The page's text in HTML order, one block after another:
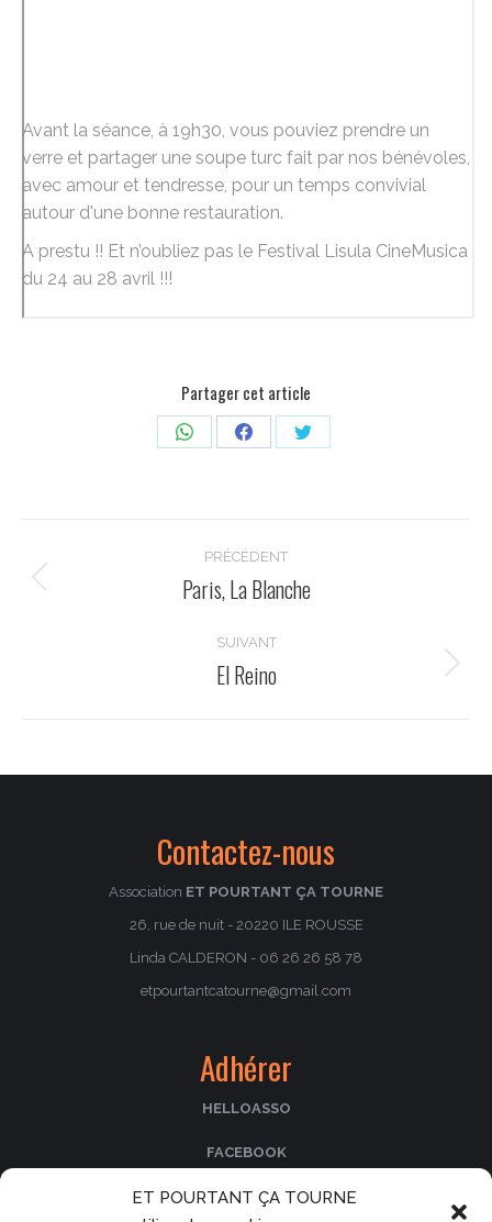
ET POURTANT ÇA TOURNE
Avant la séance, à 19h30, vous pouviez prendre un
verre et partager une soupe turc fait par nos bénévoles,
avec amour et tendresse, pour un temps convivial
autour d'une bonne restauration.
A prestu !! Et n’oubliez pas le Festival Lisula CineMusica
du 24 au 28 avril !!!
Partager cet article
PartagerPartagerPartager
article
PRÉCÉDENT
Article
:
Paris, La Blanche
SUIVANT
Article
El Reino
Contactez-nous
Association ET POURTANT ÇA TOURNE
26, rue de nuit - 20220 ILE ROUSSE
Linda CALDERON - 06 26 26 58 78
etpourtantcatourne@gmail.com
Adhérer
HELLOASSO
FACEBOOK
PASSCULTURA